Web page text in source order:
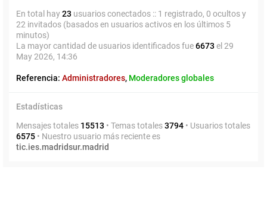
En total hay23 usuarios conectados :: 1 registrado, 0 ocultos y
22 invitados (basados en usuarios activos en los últimos 5
minutos)
La mayor cantidad de usuarios identificados fue6673 el 29
May 2026, 14:36
Referencia: Administradores, Moderadores globales
Estadísticas
Mensajes totales 15513 • Temas totales3794 • Usuarios totales
6575 • Nuestro usuario más reciente es
tic.ies.madridsur.madrid